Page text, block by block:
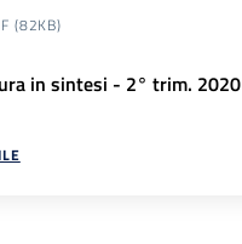
(82KB)
in sintesi - 2° trim. 2020